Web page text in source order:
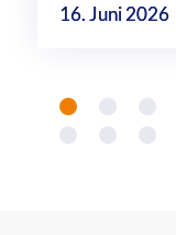
16. Juni 2026